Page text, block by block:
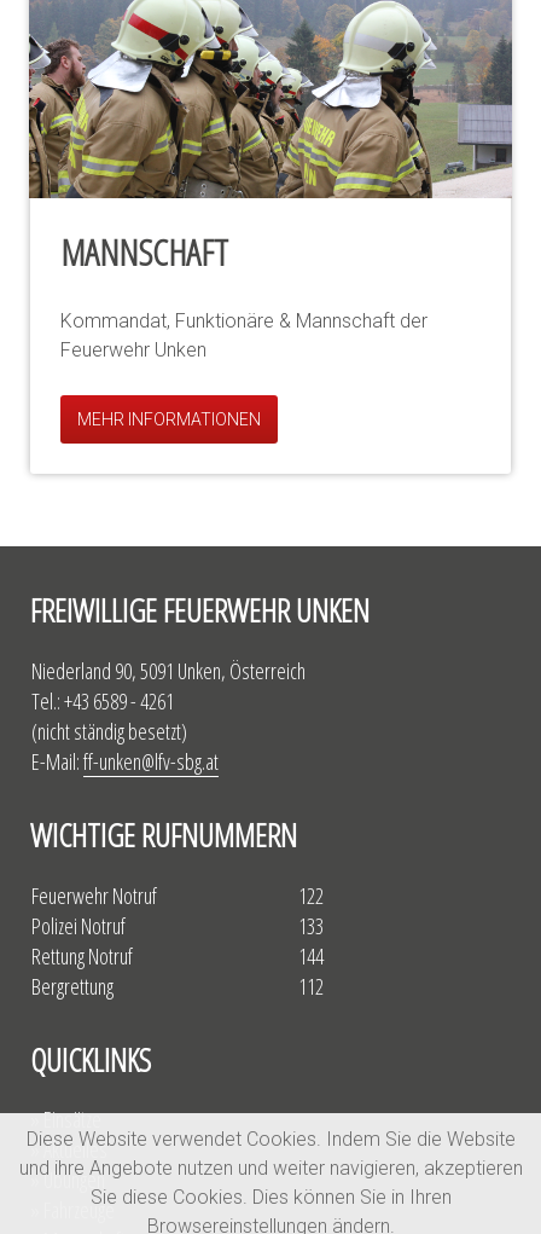
MANNSCHAFT
Kommandat, Funktionäre & Mannschaft der
Feuerwehr Unken
MEHR INFORMATIONEN
FREIWILLIGE FEUERWEHR UNKEN
Niederland 90, 5091 Unken, Österreich
Tel.: +43 6589 - 4261
(nicht ständig besetzt)
E-Mail:ff-unken@lfv-sbg.at
WICHTIGE RUFNUMMERN
Feuerwehr Notruf
Polizei Notruf
Rettung Notruf
Bergrettung
122
133
144
112
QUICKLINKS
» Einsätze
» Aktuelles
» Übungen
» Fahrzeuge
Diese Website verwendet Cookies. Indem Sie die Website
und ihre Angebote nutzen und weiter navigieren, akzeptieren
Sie diese Cookies. Dies können Sie in Ihren
Browsereinstellungen ändern.